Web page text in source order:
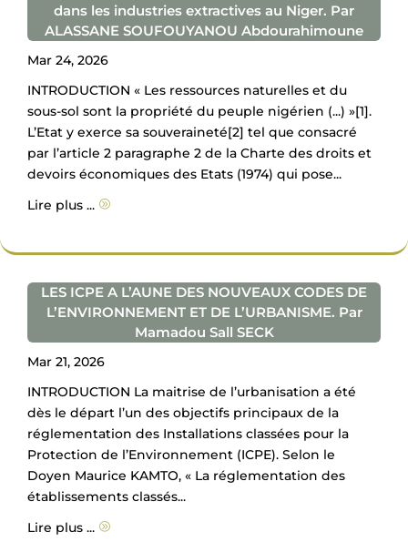
dans les industries extractives au Niger. Par
ALASSANE SOUFOUYANOU Abdourahimoune
Mar 24, 2026
INTRODUCTION « Les ressources naturelles et du
sous-sol sont la propriété du peuple nigérien (...) »[1].
L’Etat y exerce sa souveraineté[2] tel que consacré
par l’article 2 paragraphe 2 de la Charte des droits et
devoirs économiques des Etats (1974) qui pose...
Lire plus ... A
LES ICPE A L’AUNE DES NOUVEAUX CODES DE
L’ENVIRONNEMENT ET DE L’URBANISME. Par
Mamadou Sall SECK
Mar 21, 2026
INTRODUCTION La maitrise de l’urbanisation a été
dès le départ l’un des objectifs principaux de la
réglementation des Installations classées pour la
Protection de l’Environnement (ICPE). Selon le
Doyen Maurice KAMTO, « La réglementation des
établissements classés...
Lire plus ... A